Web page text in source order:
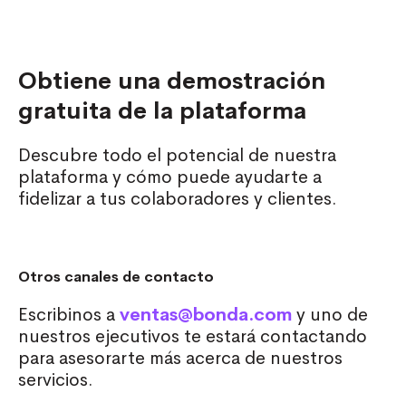
Obtiene una demostración
gratuita de la plataforma
Descubre todo el potencial de nuestra
plataforma y cómo puede ayudarte a
fidelizar a tus colaboradores y clientes.
Otros canales de contacto
Escribinos a ventas@bonda.com y uno de
nuestros ejecutivos te estará contactando
para asesorarte más acerca de nuestros
servicios.